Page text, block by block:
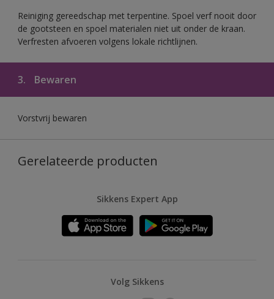
Reiniging gereedschap met terpentine. Spoel verf nooit door
de gootsteen en spoel materialen niet uit onder de kraan.
Verfresten afvoeren volgens lokale richtlijnen.
3. Bewaren
Vorstvrij bewaren
Gerelateerde producten
Sikkens Expert App
Volg Sikkens